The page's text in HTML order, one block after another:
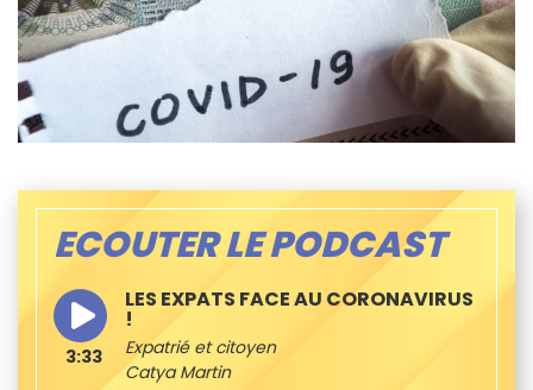
ECOUTER LE PODCAST
LES EXPATS FACE AU CORONAVIRUS
!
Expatrié et citoyen
Catya Martin
3:33